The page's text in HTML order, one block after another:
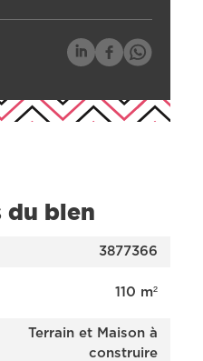
du bien
3877366
110 m²
Terrain et Maison à
construire